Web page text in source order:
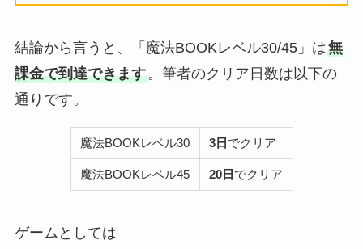
結論から言うと、「魔法BOOKレベル30/45」は無
課金で到達できます。筆者のクリア日数は以下の
通りです。
魔法BOOKレベル30 3日 でクリア
魔法BOOKレベル45 20日 でクリア
ゲームとしては